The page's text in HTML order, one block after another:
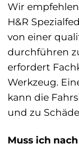
Wir
H&R
von einer
durchführen
erfordert
Werkzeug.
kann die
und zu
Muss ich